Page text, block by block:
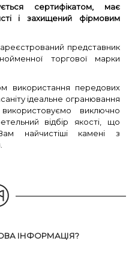
сертифікатом, має
і захищений фірмовим
представник
торгової марки
використання передових
ідеальне огранювання
виключно
відбір якості, що
найчистіші камені з
ІНФОРМАЦІЯ?